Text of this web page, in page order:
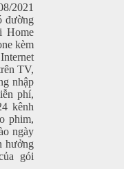
2021
đường
Home
kèm
TV,
nhập
phí,
kênh
phim,
ngày
hưởng
gói